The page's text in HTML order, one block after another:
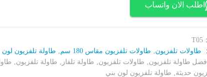
اطلب الان واتساب
T05
طاولات تلفزيون, طاولات تلفزيون مقاس 180 سم , طاولة تلفزيون لون
افضل طاولة تلفزيون, طاولات تلفزيون, طاولة تلفاز , طاولة تلفزيون,
حديثة, طاولة تلفزيون لون بني